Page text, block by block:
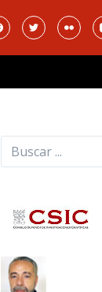
Buscar